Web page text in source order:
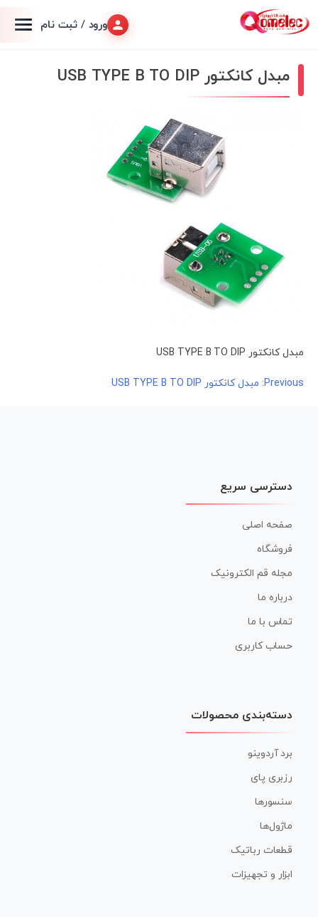
ورود / ثبت نام
مبدل کانکتور USB TYPE B TO DIP
مبدل کانکتور USB TYPE B TO DIP
راهبری
Previous: مبدل کانکتور USB TYPE B TO DIP
دسترسی سریع
صفحه اصلی
فروشگاه
مجله قم الکترونیک
درباره ما
تماس با ما
حساب کاربری
دسته‌بندی محصولات
برد آردوینو
رزبری پای
سنسورها
ماژول‌ها
قطعات رباتیک
ابزار و تجهیزات